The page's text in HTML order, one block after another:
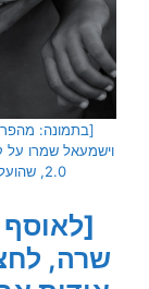
[בתמונה:
2.0, שהועלתה על ידי Vishnu-Vasu לאתר FIXABAY]
שרה,